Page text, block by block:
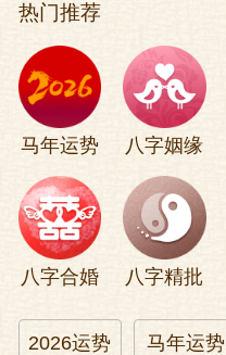
热门推荐
马年运势 八字姻缘
八字合婚 八字精批
2026运势 马年运势